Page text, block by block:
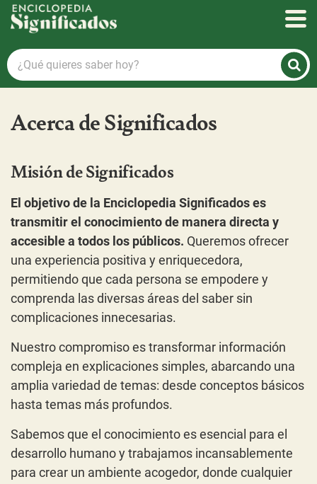
Enciclopedia Significados
¿Qué
quieres
saber
Acerca de Significados
Misión de Significados
El objetivo de la Enciclopedia Significados es
transmitir el conocimiento de manera directa y
accesible a todos los públicos. Queremos ofrecer
una experiencia positiva y enriquecedora,
permitiendo que cada persona se empodere y
comprenda las diversas áreas del saber sin
complicaciones innecesarias.
Nuestro compromiso es transformar información
compleja en explicaciones simples, abarcando una
amplia variedad de temas: desde conceptos básicos
hasta temas más profundos.
Sabemos que el conocimiento es esencial para el
desarrollo humano y trabajamos incansablemente
para crear un ambiente acogedor, donde cualquier